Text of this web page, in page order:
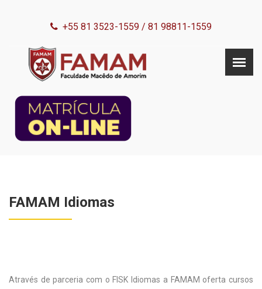
+55 81 3523-1559 / 81 98811-1559
FAMAM Idiomas
Através de parceria com o FISK Idiomas a FAMAM oferta cursos